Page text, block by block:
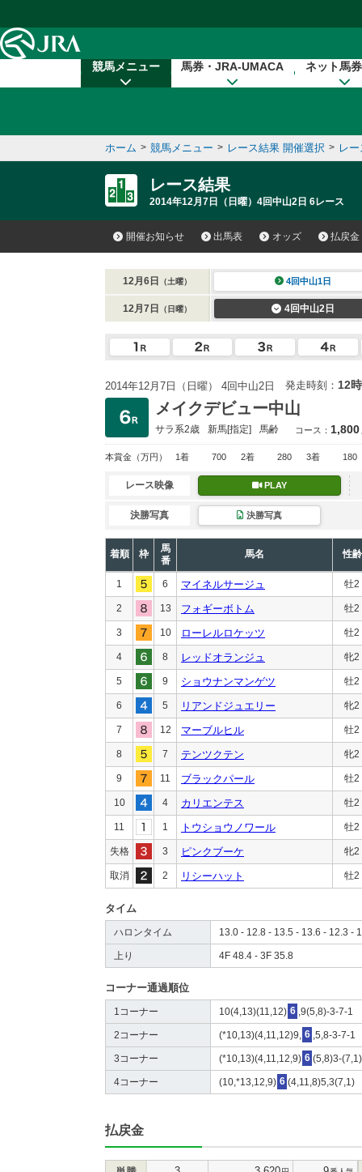
競馬メニュー 馬券・JRA-UMACA ネット馬
ホーム > 競馬メニュー > レース結果 開催選択 > レ
レース結果
2014年12月7日（日曜）4回中山2日 6レース
開催お知らせ 出馬表 オッズ 払戻金
12月6日 （土曜） 4回中山1日
12月7日 （日曜） 4回中山2日
2014年12月7日（日曜） 4回中山2日 発走時刻： 12
メイクデビュー中山
サラ系2歳 新馬[指定] 馬齢 コース： 1,800
本賞金 （万円） 1着 700 2着 280 3着 180
レース映像 PLAY
決勝写真 決勝写真
着順 枠
馬
番
馬名 性齢
1 6 マイネルサージュ 牡2
2 13 フォギーボトム 牡2
3 10 ローレルロケッツ 牡2
4 8 レッドオランジュ 牝2
5 9 ショウナンマンゲツ 牡2
6 5 リアンドジュエリー 牝2
7 12 マーブルヒル 牡2
8 7 テンツクテン 牝2
9 11 ブラックパール 牡2
10 4 カリエンテス 牡2
11 1 トウショウノワール 牡2
失格 3 ピンクブーケ 牝2
取消 2 リシーハット 牡2
タイム
ハロンタイム 13.0 - 12.8 - 13.5 - 13.6 - 12.3 -
上り 4F 48.4 - 3F 35.8
コーナー通過順位
1コーナー 10(4,13)(11,12) 6 ,9(5,8)-3-7-1
2コーナー (*10,13)(4,11,12)9, 6 ,5,8-3-7-1
3コーナー (*10,13)(4,11,12,9) 6 (5,8)3-(7,1)
4コーナー (10,*13,12,9) 6 (4,11,8)5,3(7,1)
払戻金